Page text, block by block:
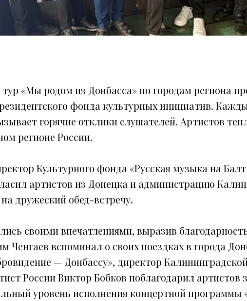
«Мы родом из Донбасса» по городам региона
фонда культурных инициатив.
горячие отклики слушателей. Артистов
регионе России.
Культурного фонда «Русская музыка на
артистов из Донецка и администрацию
дружеский обед-встречу.
своими впечатлениями, выразив
Ченгаев вспоминал о своих поездках в города
— Донбассу», директор
России Виктор Бобков поблагодарил артистов
уровень исполнения концертной программы